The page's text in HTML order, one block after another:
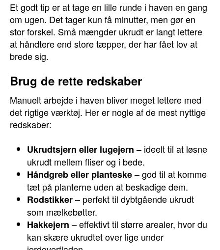
Et godt tip er at tage en lille runde i haven en gang
om ugen. Det tager kun få minutter, men gør en
stor forskel. Små mængder ukrudt er langt lettere
at håndtere end store tæpper, der har fået lov at
brede sig.
Brug de rette redskaber
Manuelt arbejde i haven bliver meget lettere med
det rigtige værktøj. Her er nogle af de mest nyttige
redskaber:
Ukrudtsjern eller lugejern – ideelt til at løsne
ukrudt mellem fliser og i bede.
Håndgreb eller planteske– god til at komme
tæt på planterne uden at beskadige dem.
Rodstikker– perfekt til dybtgående ukrudt
som mælkebøtter.
Hakkejern – effektivt til større arealer, hvor du
kan skære ukrudtet over lige under